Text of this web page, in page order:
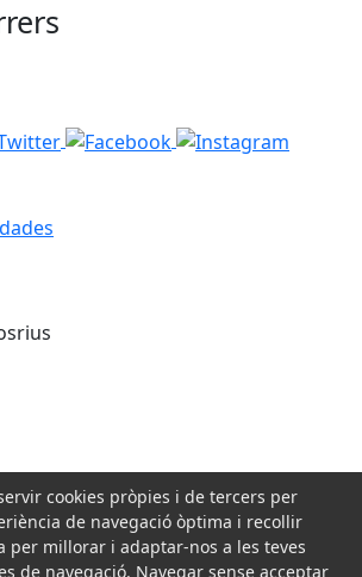
de:
cookies pròpies i de tercers per
de navegació òptima i recollir
per millorar i adaptar-nos a les teves
de navegació. Navegar sense acceptar